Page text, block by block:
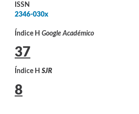
ISSN
2346-030x
Índice H Google Académico
37
Índice H SJR
8